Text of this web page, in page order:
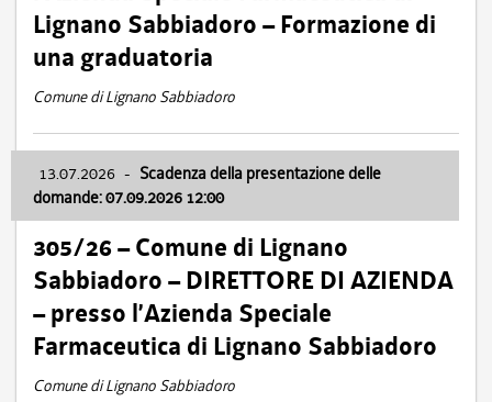
Lignano Sabbiadoro – Formazione di
una graduatoria
Comune di Lignano Sabbiadoro
13.07.2026 - Scadenza della presentazione delle
domande: 07.09.2026 12:00
305/26 – Comune di Lignano
Sabbiadoro – DIRETTORE DI AZIENDA
– presso l’Azienda Speciale
Farmaceutica di Lignano Sabbiadoro
Comune di Lignano Sabbiadoro